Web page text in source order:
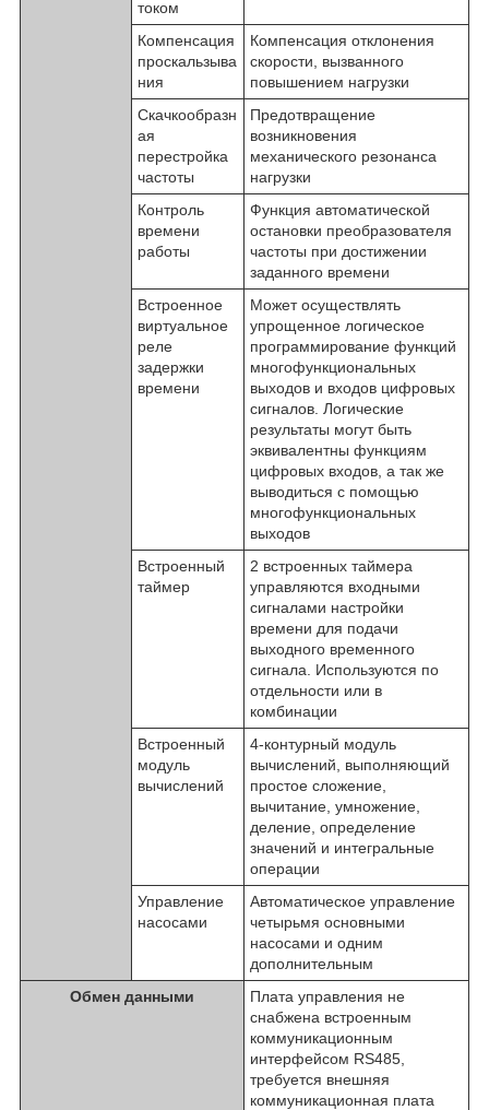
током
Компенсация
проскальзыва
ния
Компенсация отклонения
скорости, вызванного
повышением нагрузки
Скачкообразн
ая
перестройка
частоты
Предотвращение
возникновения
механического резонанса
нагрузки
Контроль
времени
работы
Функция автоматической
остановки преобразователя
частоты при достижении
заданного времени
Встроенное
виртуальное
реле
задержки
времени
Может осуществлять
упрощенное логическое
программирование функций
многофункциональных
выходов и входов цифровых
сигналов. Логические
результаты могут быть
эквивалентны функциям
цифровых входов, а так же
выводиться с помощью
многофункциональных
выходов
Встроенный
таймер
2 встроенных таймера
управляются входными
сигналами настройки
времени для подачи
выходного временного
сигнала. Используются по
отдельности или в
комбинации
Встроенный
модуль
вычислений
4-контурный модуль
вычислений, выполняющий
простое сложение,
вычитание, умножение,
деление, определение
значений и интегральные
операции
Управление
насосами
Автоматическое управление
четырьмя основными
насосами и одним
дополнительным
Обмен данными
Плата управления не
снабжена встроенным
коммуникационным
интерфейсом RS485,
требуется внешняя
коммуникационная плата